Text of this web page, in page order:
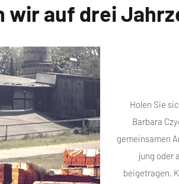
wir auf drei
Holen Sie
Barbara
gemeinsamen
jung oder
beigetragen.